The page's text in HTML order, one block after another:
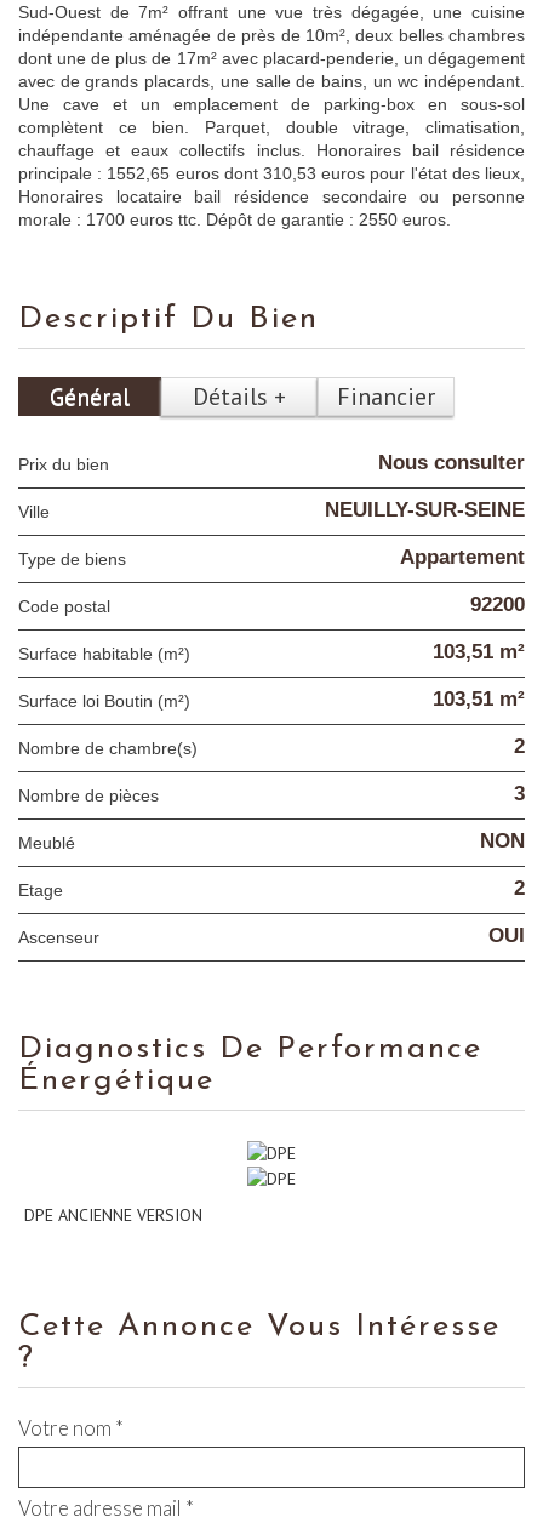
Sud-Ouest de 7m² offrant une vue très dégagée, une cuisine
indépendante aménagée de près de 10m², deux belles chambres
dont une de plus de 17m² avec placard-penderie, un dégagement
avec de grands placards, une salle de bains, un wc indépendant.
Une cave et un emplacement de parking-box en sous-sol
complètent ce bien. Parquet, double vitrage, climatisation,
chauffage et eaux collectifs inclus. Honoraires bail résidence
principale : 1552,65 euros dont 310,53 euros pour l'état des lieux,
Honoraires locataire bail résidence secondaire ou personne
morale : 1700 euros ttc. Dépôt de garantie : 2550 euros.
Descriptif Du Bien
Général Détails + Financier
Prix du bien Nous consulter
Ville NEUILLY-SUR-SEINE
Type de biens Appartement
Code postal 92200
Surface habitable (m²) 103,51 m²
Surface loi Boutin (m²) 103,51 m²
Nombre de chambre(s) 2
Nombre de pièces 3
Meublé NON
Etage 2
Ascenseur OUI
Diagnostics De Performance
Énergétique
DPE ANCIENNE VERSION
Cette Annonce Vous Intéresse
?
Votre nom *
Votre adresse mail *